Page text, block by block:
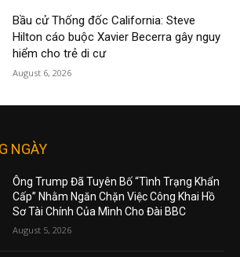
Bầu cử Thống đốc California: Steve
Hilton cáo buộc Xavier Becerra gây nguy
hiểm cho trẻ di cư
August 6, 2026
NGÀY
Ông Trump Đã Tuyên Bố “Tình Trạng Khẩn
Cấp” Nhằm Ngăn Chặn Việc Công Khai Hồ
Sơ Tài Chính Của Mình Cho Đài BBC
August 5, 2026